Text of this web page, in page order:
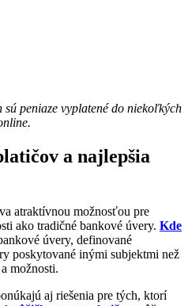
peniaze vyplatené do niekoľkých
a najlepšia
atraktívnou možnosťou pre
ako tradičné bankové úvery. Kde
úvery, definované
poskytované inými subjektmi než
možnosti.
aj riešenia pre tých, ktorí